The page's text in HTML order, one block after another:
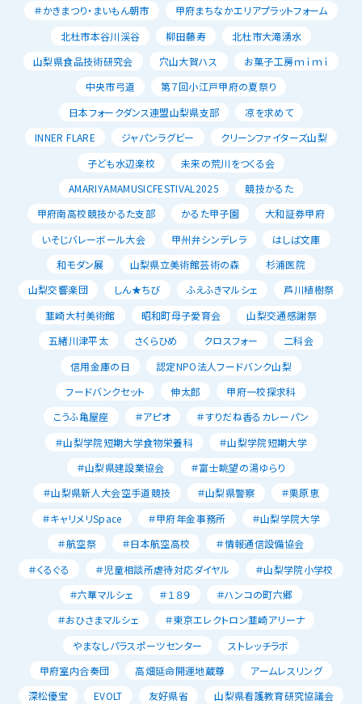
＃かきまつり・まいもん朝市
甲府まちなかエリアプラットフォーム
北杜市本谷川渓谷
柳田藤寿
北杜市大滝湧水
山梨県食品技術研究会
穴山大賀ハス
お菓子工房ｍｉｍｉ
中央市弓道
第７回小江戸甲府の夏祭り
日本フォークダンス連盟山梨県支部
凉を求めて
INNER FLARE
ジャパンラグビー
クリーンファイターズ山梨
子ども水辺楽校
未来の荒川をつくる会
AMARIYAMAMUSICFESTIVAL2025
競技かるた
甲府南高校競技かるた支部
かるた甲子園
大和証券甲府
いそじバレーボール大会
甲州弁シンデレラ
はしば文庫
和モダン展
山梨県立美術館芸術の森
杉浦医院
山梨交響楽団
しん★ちび ふえふきマルシェ
芦川植樹祭
韮崎大村美術館
昭和町母子愛育会
山梨交通感謝祭
五緒川津平太
さくらひめ クロスフォー
二科会
信用金庫の日
認定NPO法人フードバンク山梨
フードバンクセット
伸太郎
甲府一校探求科
こうふ亀屋座
＃アピオ
＃すりだね香るカレーパン
＃山梨学院短期大学食物栄養科
＃山梨学院短期大学
＃山梨県建設業協会
＃富士眺望の湯ゆらり
＃山梨県新人大会空手道競技
＃山梨県警察
＃栗原恵
＃キャリメリSpace
＃甲府年金事務所
＃山梨学院大学
＃航空祭
＃日本航空高校
＃情報通信設備協会
＃くるぐる
＃児童相談所虐待対応ダイヤル
＃山梨学院小学校
＃六華マルシェ
＃１８９
＃ハンコの町六郷
＃おひさまマルシェ
＃東京エレクトロン韮崎アリーナ
やまなしパラスポーツセンター
ストレッチラボ
甲府室内合奏団
高畑延命開運地蔵尊
アームレスリング
深松優宝
EVOLT 友好県省
山梨県看護教育研究協議会